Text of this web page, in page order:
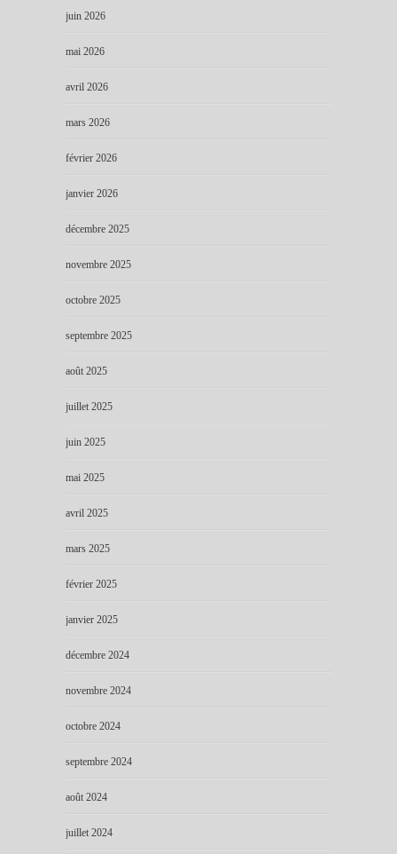
juin 2026
mai 2026
avril 2026
mars 2026
février 2026
janvier 2026
décembre 2025
novembre 2025
octobre 2025
septembre 2025
août 2025
juillet 2025
juin 2025
mai 2025
avril 2025
mars 2025
février 2025
janvier 2025
décembre 2024
novembre 2024
octobre 2024
septembre 2024
août 2024
juillet 2024